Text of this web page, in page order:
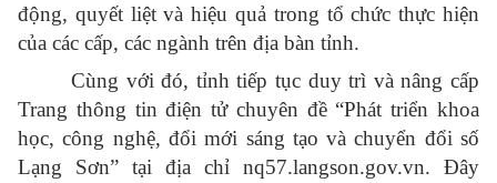
động, quyết liệt và hiệu quả trong tổ chức thực hiện
của các cấp, các ngành trên địa bàn tỉnh.
Cùng với đó, tỉnh tiếp tục duy trì và nâng cấp
Trang thông tin điện tử chuyên đề “Phát triển khoa
học, công nghệ, đổi mới sáng tạo và chuyển đổi số
Lạng Sơn” tại địa chỉ nq57.langson.gov.vn. Đây